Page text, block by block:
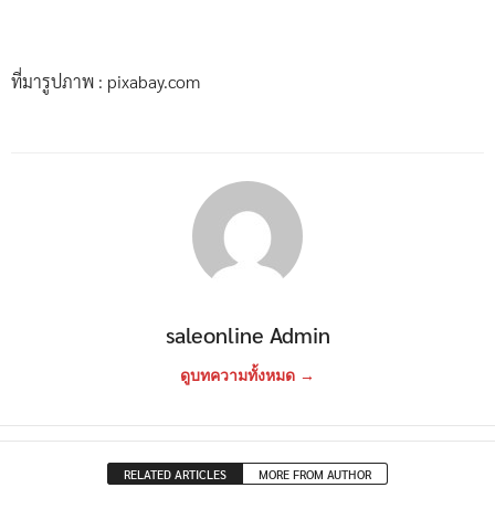
ที่มารูปภาพ : pixabay.com
saleonline Admin
ดูบทความทั้งหมด →
RELATED ARTICLES MORE FROM AUTHOR